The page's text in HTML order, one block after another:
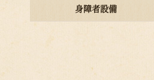
身障者設備